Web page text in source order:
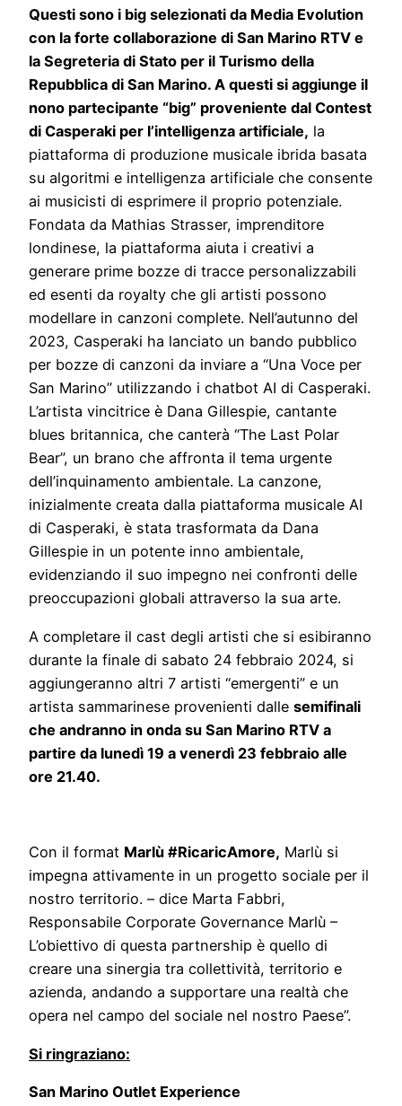
Questi sono i big selezionati da Media Evolution
con la forte collaborazione di San Marino RTV e
la Segreteria di Stato per il Turismo della
Repubblica di San Marino. A questi si aggiunge il
nono partecipante “big” proveniente dal Contest
di Casperaki per l’intelligenza artificiale, la
piattaforma di produzione musicale ibrida basata
su algoritmi e intelligenza artificiale che consente
ai musicisti di esprimere il proprio potenziale.
Fondata da Mathias Strasser, imprenditore
londinese, la piattaforma aiuta i creativi a
generare prime bozze di tracce personalizzabili
ed esenti da royalty che gli artisti possono
modellare in canzoni complete. Nell’autunno del
2023, Casperaki ha lanciato un bando pubblico
per bozze di canzoni da inviare a “Una Voce per
San Marino” utilizzando i chatbot AI di Casperaki.
L’artista vincitrice è Dana Gillespie, cantante
blues britannica, che canterà “The Last Polar
Bear”, un brano che affronta il tema urgente
dell’inquinamento ambientale. La canzone,
inizialmente creata dalla piattaforma musicale AI
di Casperaki, è stata trasformata da Dana
Gillespie in un potente inno ambientale,
evidenziando il suo impegno nei confronti delle
preoccupazioni globali attraverso la sua arte.
A completare il cast degli artisti che si esibiranno
durante la finale di sabato 24 febbraio 2024, si
aggiungeranno altri 7 artisti “emergenti” e un
artista sammarinese provenienti dalle semifinali
che andranno in onda su San Marino RTV a
partire da lunedì 19 a venerdì 23 febbraio alle
ore 21.40.
Con il format Marlù #RicaricAmore, Marlù si
impegna attivamente in un progetto sociale per il
nostro territorio. – dice Marta Fabbri,
Responsabile Corporate Governance Marlù –
L’obiettivo di questa partnership è quello di
creare una sinergia tra collettività, territorio e
azienda, andando a supportare una realtà che
opera nel campo del sociale nel nostro Paese”.
Si ringraziano:
San Marino Outlet Experience